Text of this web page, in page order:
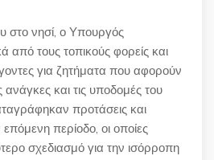
στο νησί, ο Υπουργός
από τους τοπικούς φορείς και
για ζητήματα που αφορούν
ανάγκες και τις υποδομές του
προτάσεις και
επόμενη περίοδο, οι οποίες
σχεδιασμό για την ισόρροπη